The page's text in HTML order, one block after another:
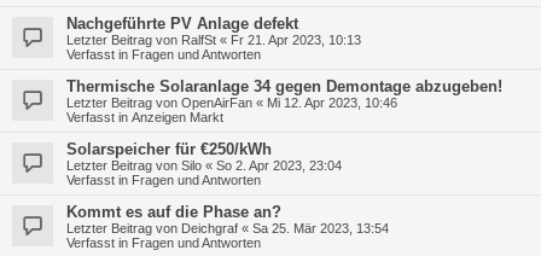
Nachgeführte PV Anlage defekt
Letzter Beitrag von RalfSt « Fr 21. Apr 2023, 10:13
Verfasst in Fragen und Antworten
Thermische Solaranlage 34 gegen Demontage abzugeben!
Letzter Beitrag von OpenAirFan « Mi 12. Apr 2023, 10:46
Verfasst in Anzeigen Markt
Solarspeicher für €250/kWh
Letzter Beitrag von Silo « So 2. Apr 2023, 23:04
Verfasst in Fragen und Antworten
Kommt es auf die Phase an?
Letzter Beitrag von Deichgraf « Sa 25. Mär 2023, 13:54
Verfasst in Fragen und Antworten